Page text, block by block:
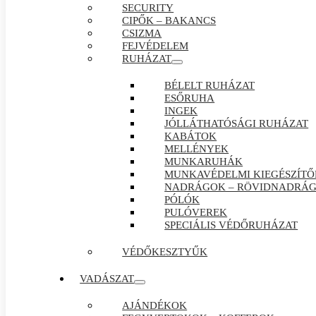
SECURITY
CIPŐK – BAKANCS
CSIZMA
FEJVÉDELEM
RUHÁZAT
BÉLELT RUHÁZAT
ESŐRUHA
INGEK
JÓLLÁTHATÓSÁGI RUHÁZAT
KABÁTOK
MELLÉNYEK
MUNKARUHÁK
MUNKAVÉDELMI
NADRÁGOK –
PÓLÓK
PULÓVEREK
SPECIÁLIS VÉDŐRUHÁZAT
VÉDŐKESZTYŰK
VADÁSZAT
AJÁNDÉKOK